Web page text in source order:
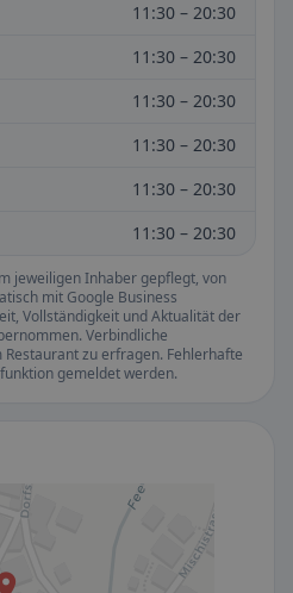
11:30 – 20:30
11:30 – 20:30
11:30 – 20:30
11:30 – 20:30
11:30 – 20:30
11:30 – 20:30
jeweiligen Inhaber gepflegt, von
mit Google Business
Vollständigkeit und Aktualität der
Verbindliche
zu erfragen. Fehlerhafte
gemeldet werden.